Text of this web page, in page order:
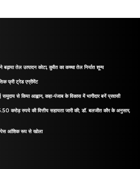
तेल उत्पादन कोटा, कुवैत का कच्चा तेल निर्यात शून्य
फ्री ट्रेड एग्रीमेंट
से किया आह्वान, कहा-पंजाब के विकास में भागीदार बनें प्रवासी
करोड़ रुपये की वित्तीय सहायता जारी की; डॉ. बलजीत कौर के अनुसार,
आंशिक रूप से खोला